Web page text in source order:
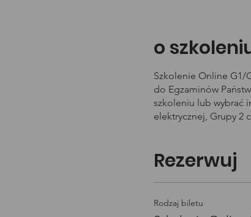
o
Szkolenie Online G1/
do Egzaminów
szkoleniu lub wybrać
elektrycznej, Grupy 2
Rezerwuj
Rodzaj biletu